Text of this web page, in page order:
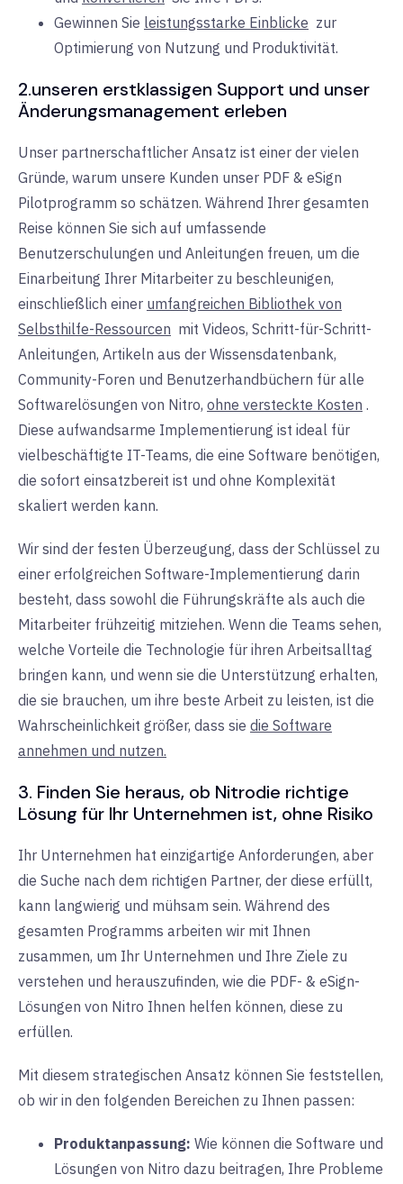
Gewinnen Sie leistungsstarke Einblicke zur
Optimierung von Nutzung und Produktivität.
2.unseren erstklassigen Support und unser
Änderungsmanagement erleben
Unser partnerschaftlicher Ansatz ist einer der vielen
Gründe, warum unsere Kunden unser PDF & eSign
Pilotprogramm so schätzen. Während Ihrer gesamten
Reise können Sie sich auf umfassende
Benutzerschulungen und Anleitungen freuen, um die
Einarbeitung Ihrer Mitarbeiter zu beschleunigen,
einschließlich einer umfangreichen Bibliothek von
Selbsthilfe-Ressourcen mit Videos, Schritt-für-Schritt-
Anleitungen, Artikeln aus der Wissensdatenbank,
Community-Foren und Benutzerhandbüchern für alle
Softwarelösungen von Nitro, ohne versteckte Kosten .
Diese aufwandsarme Implementierung ist ideal für
vielbeschäftigte IT-Teams, die eine Software benötigen,
die sofort einsatzbereit ist und ohne Komplexität
skaliert werden kann.
Wir sind der festen Überzeugung, dass der Schlüssel zu
einer erfolgreichen Software-Implementierung darin
besteht, dass sowohl die Führungskräfte als auch die
Mitarbeiter frühzeitig mitziehen. Wenn die Teams sehen,
welche Vorteile die Technologie für ihren Arbeitsalltag
bringen kann, und wenn sie die Unterstützung erhalten,
die sie brauchen, um ihre beste Arbeit zu leisten, ist die
Wahrscheinlichkeit größer, dass sie die Software
annehmen und nutzen.
3. Finden Sie heraus, ob Nitrodie richtige
Lösung für Ihr Unternehmen ist, ohne Risiko
Ihr Unternehmen hat einzigartige Anforderungen, aber
die Suche nach dem richtigen Partner, der diese erfüllt,
kann langwierig und mühsam sein. Während des
gesamten Programms arbeiten wir mit Ihnen
zusammen, um Ihr Unternehmen und Ihre Ziele zu
verstehen und herauszufinden, wie die PDF- & eSign-
Lösungen von Nitro Ihnen helfen können, diese zu
erfüllen.
Mit diesem strategischen Ansatz können Sie feststellen,
ob wir in den folgenden Bereichen zu Ihnen passen:
Produktanpassung: Wie können die Software und
Lösungen von Nitro dazu beitragen, Ihre Probleme